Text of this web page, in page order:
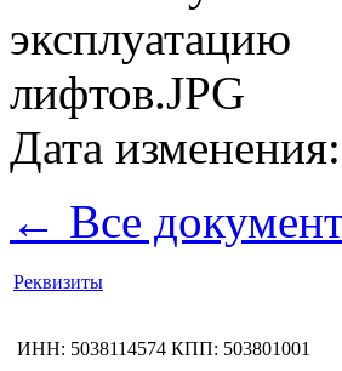
Дата
← Все
Реквизиты
ИНН: 5038114574 КПП: 503801001